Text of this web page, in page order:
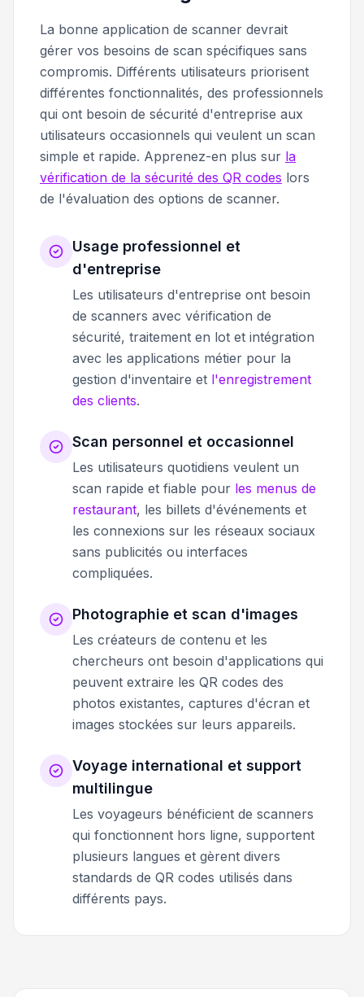
La bonne application de scanner devrait
gérer vos besoins de scan spécifiques sans
compromis. Différents utilisateurs priorisent
différentes fonctionnalités, des professionnels
qui ont besoin de sécurité d'entreprise aux
utilisateurs occasionnels qui veulent un scan
simple et rapide. Apprenez-en plus sur la
vérification de la sécurité des QR codes lors
de l'évaluation des options de scanner.
Usage professionnel et
d'entreprise
Les utilisateurs d'entreprise ont besoin
de scanners avec vérification de
sécurité, traitement en lot et intégration
avec les applications métier pour la
gestion d'inventaire et l'enregistrement
des clients.
Scan personnel et occasionnel
Les utilisateurs quotidiens veulent un
scan rapide et fiable pour les menus de
restaurant, les billets d'événements et
les connexions sur les réseaux sociaux
sans publicités ou interfaces
compliquées.
Photographie et scan d'images
Les créateurs de contenu et les
chercheurs ont besoin d'applications qui
peuvent extraire les QR codes des
photos existantes, captures d'écran et
images stockées sur leurs appareils.
Voyage international et support
multilingue
Les voyageurs bénéficient de scanners
qui fonctionnent hors ligne, supportent
plusieurs langues et gèrent divers
standards de QR codes utilisés dans
différents pays.